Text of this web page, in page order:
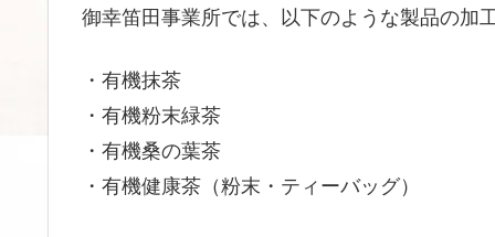
御幸笛田事業所では、以下のような製品の加
・有機抹茶
・有機粉末緑茶
・有機桑の葉茶
・有機健康茶（粉末・ティーバッグ）